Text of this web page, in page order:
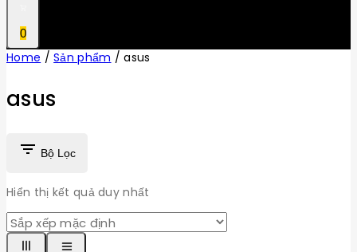
0
Home / Sản phẩm / asus
asus
Bộ Lọc
Hiển thị kết quả duy nhất